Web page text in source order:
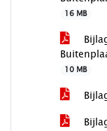
16 MB
10 MB